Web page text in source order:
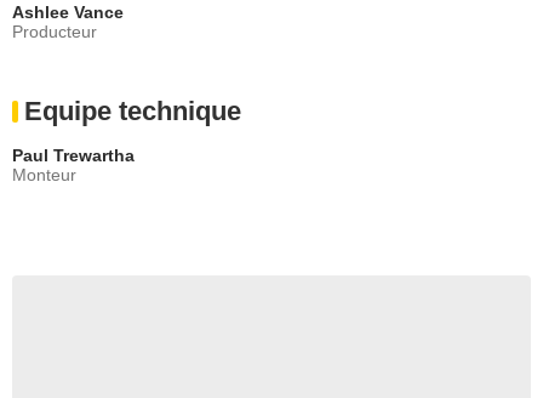
Ashlee Vance
Producteur
Equipe technique
Paul Trewartha
Monteur